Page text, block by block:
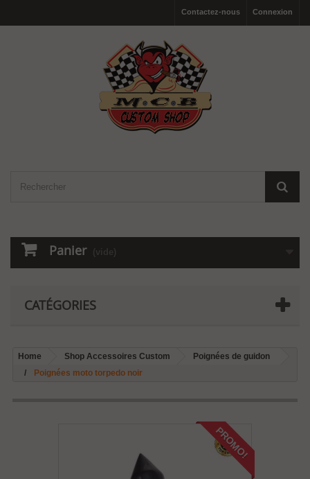
Connexion
Contactez-nous
Panier (vide)
CATÉGORIES
Home Shop Accessoires Custom
Poignées de guidon
Poignées moto torpedo noir
PROMO!